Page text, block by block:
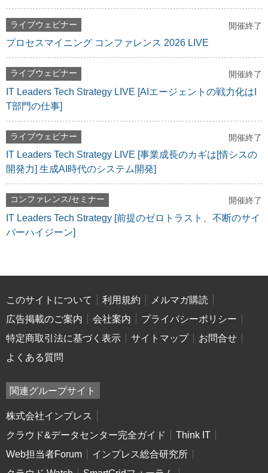
ライブウェビナー 開催終了
プロセスマイニング コンファレンス 2026 LIVE
ライブウェビナー 開催終了
IT Leaders Tech Strategy LIVE [AIエージェントの戦力化はI
T部門の仕事]
ライブウェビナー 開催終了
IT Leaders Tech Strategy LIVE [事業成長のカギは[情シスの
開発力] 生成AI時代のシステム開発]
コンファレンス/セミナー 開催終了
IT Leaders Tech Strategy [前提のゼロトラスト、不断のサイ
バーハイジーン]
このサイトについて 利用規約
メルマガ購読
広告掲載のご案内
会社案内
プライバシーポリシー
特定商取引法に基づく表示
サイトマップ
お問合せ
よくある質問
関連グループサイト
株式会社インプレス
クラウド&データセンター完全ガイド
Think IT
Web担当者Forum
インプレス総合研究所